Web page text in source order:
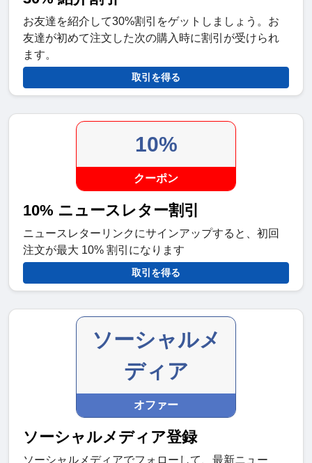
お友達を紹介して30%割引をゲットしましょう。お
友達が初めて注文した次の購入時に割引が受けられ
ます。
取引を得る
10%
クーポン
10% ニュースレター割引
ニュースレターリンクにサインアップすると、初回
注文が最大 10% 割引になります
取引を得る
ソーシャルメ
ディア
オファー
ソーシャルメディア登録
ソーシャルメディアでフォローして、最新ニュー